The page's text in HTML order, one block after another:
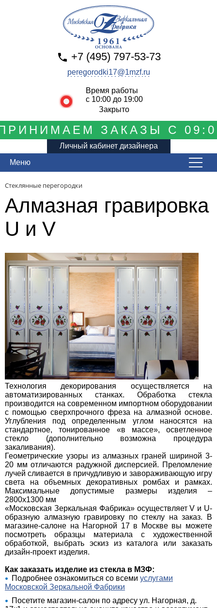
ЗАКАЗЫ С
Личный кабинет дизайнера
Время работы
с 10:00 до 19:00
Закрыто
+7 (495) 797-53-73
peregorodki17@1mzf.ru
Меню
Стеклянные перегородки
Алмазная гравировка
U и V
Технология декорирования осуществляется на
автоматизированных станках. Обработка стекла
производится на современном импортном оборудовании
с помощью сверхпрочного фреза на алмазной основе.
Углубления под определенным углом наносятся на
стандартное, тонированное «в массе», осветленное
стекло (дополнительно возможна процедура
закаливания).
Геометрические узоры из алмазных граней шириной 3-
20 мм отличаются радужной дисперсией. Преломление
лучей сливается в причудливую и завораживающую игру
света на объемных декоративных ромбах и рамках.
Максимальные допустимые размеры изделия –
2800х1300 мм
«Московская Зеркальная Фабрика» осуществляет V и U-
образную алмазную гравировку по стеклу на заказ. В
магазине-салоне на Нагорной 17 в Москве вы можете
посмотреть образцы материала с художественной
обработкой, выбрать эскиз из каталога или заказать
дизайн-проект изделия.
Как заказать изделие из стекла в МЗФ:
Подробнее ознакомиться со всеми услугами
Московской Зеркальной Фабрики
Посетите магазин-салон по адресу ул. Нагорная, д.